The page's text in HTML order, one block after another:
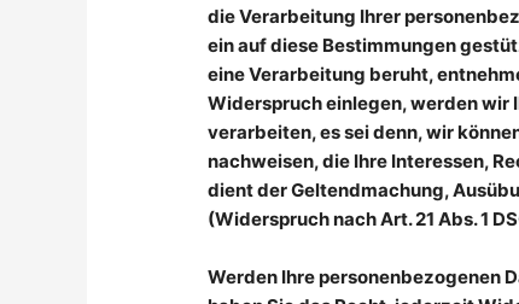
die Verarbeitung Ihrer
ein auf diese Bestimmungen
eine Verarbeitung beruht,
Widerspruch einlegen, werden wir
verarbeiten, es sei denn, wir
nachweisen, die Ihre Interessen,
dient der Geltendmachung,
(Widerspruch nach Art. 21 Abs. 1
Werden Ihre personenbezogenen